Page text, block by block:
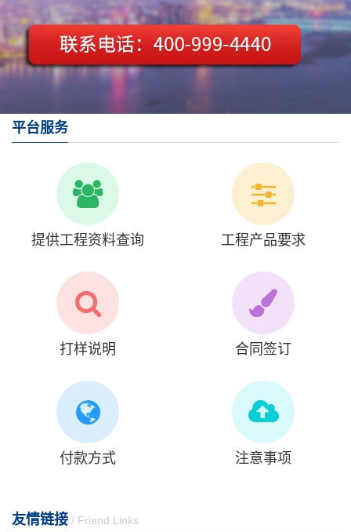
平台服务
提供工程资料查询 工程产品要求
打样说明 合同签订
付款方式 注意事项
友情链接 / Friend Links